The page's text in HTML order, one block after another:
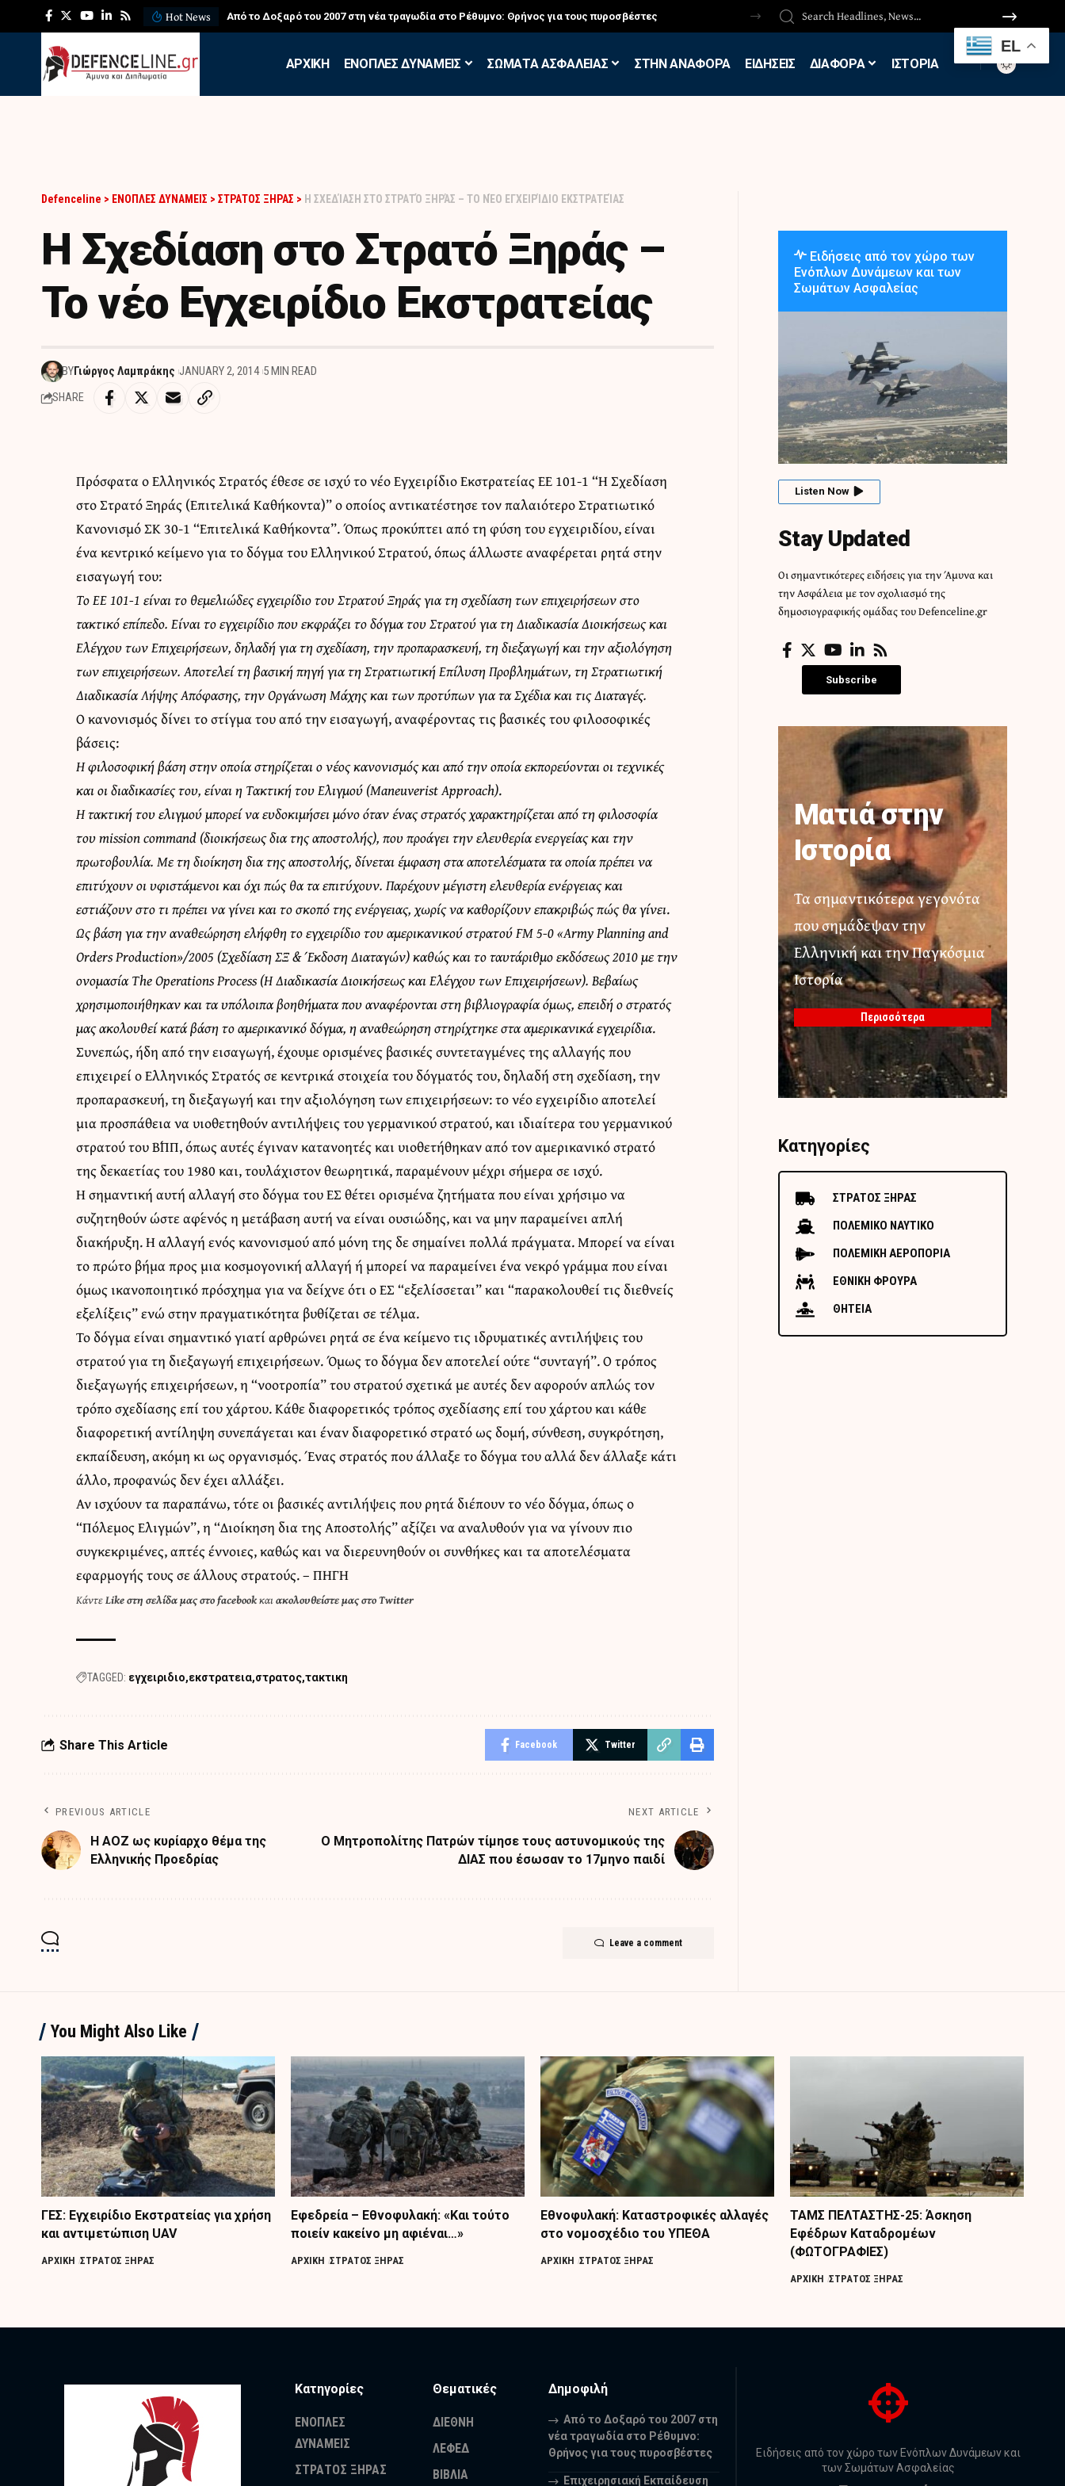
Hot News Από το Δοξαρό του 2007 στη νέα τραγωδία στο Ρέθυμνο: Θρήνος για τους πυροσβέστες
APXIKH ΕΝΟΠΛΕΣ ΔΥΝΑΜΕΙΣ ΣΩΜΑΤΑ ΑΣΦΑΛΕΙΑΣ ΣΤΗΝ ΑΝΑΦΟΡΑ ΕΙΔΗΣΕΙΣ ΔΙΑΦΟΡΑ ΙΣΤΟΡΙΑ
Defenceline > ΕΝΟΠΛΕΣ ΔΥΝΑΜΕΙΣ > ΣΤΡΑΤΟΣ ΞΗΡΑΣ > Η ΣΧΕΔΊΑΣΗ ΣΤΟ ΣΤΡΑΤΌ ΞΗΡΆΣ – ΤΟ ΝΈΟ ΕΓΧΕΙΡΊΔΙΟ ΕΚΣΤΡΑΤΕΊΑΣ
Η Σχεδίαση στο Στρατό Ξηράς –
Το νέο Εγχειρίδιο Εκστρατείας
BYΓιώργος Λαμπράκης JANUARY 2, 2014 5 MIN READ
SHARE
Πρόσφατα ο Ελληνικός Στρατός έθεσε σε ισχύ το νέο Εγχειρίδιο Εκστρατείας ΕΕ 101-1 “Η Σχεδίαση
στο Στρατό Ξηράς (Επιτελικά Καθήκοντα)” ο οποίος αντικατέστησε τον παλαιότερο Στρατιωτικό
Κανονισμό ΣΚ 30-1 “Επιτελικά Καθήκοντα”. Όπως προκύπτει από τη φύση του εγχειριδίου, είναι
ένα κεντρικό κείμενο για το δόγμα του Ελληνικού Στρατού, όπως άλλωστε αναφέρεται ρητά στην
εισαγωγή του:
Το ΕΕ 101-1 είναι το θεμελιώδες εγχειρίδιο του Στρατού Ξηράς για τη σχεδίαση των επιχειρήσεων στο
τακτικό επίπεδο. Είναι το εγχειρίδιο που εκφράζει το δόγμα του Στρατού για τη Διαδικασία Διοικήσεως και
Ελέγχου των Επιχειρήσεων, δηλαδή για τη σχεδίαση, την προπαρασκευή, τη διεξαγωγή και την αξιολόγηση
των επιχειρήσεων. Αποτελεί τη βασική πηγή για τη Στρατιωτική Επίλυση Προβλημάτων, τη Στρατιωτική
Διαδικασία Λήψης Απόφασης, την Οργάνωση Μάχης και των προτύπων για τα Σχέδια και τις Διαταγές.
Ο κανονισμός δίνει το στίγμα του από την εισαγωγή, αναφέροντας τις βασικές του φιλοσοφικές
βάσεις:
Η φιλοσοφική βάση στην οποία στηρίζεται ο νέος κανονισμός και από την οποία εκπορεύονται οι τεχνικές
και οι διαδικασίες του, είναι η Τακτική του Ελιγμού (Maneuverist Approach).
Η τακτική του ελιγμού μπορεί να ευδοκιμήσει μόνο όταν ένας στρατός χαρακτηρίζεται από τη φιλοσοφία
του mission command (διοικήσεως δια της αποστολής), που προάγει την ελευθερία ενεργείας και την
πρωτοβουλία. Με τη διοίκηση δια της αποστολής, δίνεται έμφαση στα αποτελέσματα τα οποία πρέπει να
επιτύχουν οι υφιστάμενοι και όχι πώς θα τα επιτύχουν. Παρέχουν μέγιστη ελευθερία ενέργειας και
εστιάζουν στο τι πρέπει να γίνει και το σκοπό της ενέργειας, χωρίς να καθορίζουν επακριβώς πώς θα γίνει.
Ως βάση για την αναθεώρηση ελήφθη το εγχειρίδιο του αμερικανικού στρατού FM 5-0 «Army Planning and
Orders Production»/2005 (Σχεδίαση ΣΞ & Έκδοση Διαταγών) καθώς και το ταυτάριθμο εκδόσεως 2010 με την
ονομασία The Operations Process (Η Διαδικασία Διοικήσεως και Ελέγχου των Επιχειρήσεων). Βεβαίως
χρησιμοποιήθηκαν και τα υπόλοιπα βοηθήματα που αναφέρονται στη βιβλιογραφία όμως, επειδή ο στρατός
μας ακολουθεί κατά βάση το αμερικανικό δόγμα, η αναθεώρηση στηρίχτηκε στα αμερικανικά εγχειρίδια.
Συνεπώς, ήδη από την εισαγωγή, έχουμε ορισμένες βασικές συντεταγμένες της αλλαγής που
επιχειρεί ο Ελληνικός Στρατός σε κεντρικά στοιχεία του δόγματός του, δηλαδή στη σχεδίαση, την
προπαρασκευή, τη διεξαγωγή και την αξιολόγηση των επιχειρήσεων: το νέο εγχειρίδιο αποτελεί
μια προσπάθεια να υιοθετηθούν αντιλήψεις του γερμανικού στρατού, και ιδιαίτερα του γερμανικού
στρατού του Β΄ΠΠ, όπως αυτές έγιναν κατανοητές και υιοθετήθηκαν από τον αμερικανικό στρατό
της δεκαετίας του 1980 και, τουλάχιστον θεωρητικά, παραμένουν μέχρι σήμερα σε ισχύ.
Η σημαντική αυτή αλλαγή στο δόγμα του ΕΣ θέτει ορισμένα ζητήματα που είναι χρήσιμο να
συζητηθούν ώστε αφ΄ενός η μετάβαση αυτή να είναι ουσιώδης, και να μην παραμείνει απλή
διακήρυξη. Η αλλαγή ενός κανονισμού από μόνη της δε σημαίνει πολλά πράγματα. Μπορεί να είναι
το πρώτο βήμα προς μια κοσμογονική αλλαγή ή μπορεί να παραμείνει ένα νεκρό γράμμα που είναι
όμως ικανοποιητικό πρόσχημα για να δείχνε ότι ο ΕΣ “εξελίσσεται” και “παρακολουθεί τις διεθνείς
εξελίξεις” ενώ στην πραγματικότητα βυθίζεται σε τέλμα.
Το δόγμα είναι σημαντικό γιατί αρθρώνει ρητά σε ένα κείμενο τις ιδρυματικές αντιλήψεις του
στρατού για τη διεξαγωγή επιχειρήσεων. Όμως το δόγμα δεν αποτελεί ούτε “συνταγή”. Ο τρόπος
διεξαγωγής επιχειρήσεων, η “νοοτροπία” του στρατού σχετικά με αυτές δεν αφορούν απλώς τον
τρόπο σχεδίασης επί του χάρτου. Κάθε διαφορετικός τρόπος σχεδίασης επί του χάρτου και κάθε
διαφορετική αντίληψη συνεπάγεται και έναν διαφορετικό στρατό ως δομή, σύνθεση, συγκρότηση,
εκπαίδευση, ακόμη κι ως οργανισμός. Ένας στρατός που άλλαξε το δόγμα του αλλά δεν άλλαξε κάτι
άλλο, προφανώς δεν έχει αλλάξει.
Αν ισχύουν τα παραπάνω, τότε οι βασικές αντιλήψεις που ρητά διέπουν το νέο δόγμα, όπως ο
“Πόλεμος Ελιγμών”, η “Διοίκηση δια της Αποστολής” αξίζει να αναλυθούν για να γίνουν πιο
συγκεκριμένες, απτές έννοιες, καθώς και να διερευνηθούν οι συνθήκες και τα αποτελέσματα
εφαρμογής τους σε άλλους στρατούς. –ΠΗΓΗ
ΚάντεLike στη σελίδα μας στο facebookκαιακολουθείστε μας στο Twitter
TAGGED: εγχειριδιο εκστρατεια στρατος τακτικη
Share This Article Facebook Twitter
PREVIOUS ARTICLE
Η ΑΟΖ ως κυρίαρχο θέμα της
Ελληνικής Προεδρίας
NEXT ARTICLE
Ο Μητροπολίτης Πατρών τίμησε τους αστυνομικούς της
ΔΙΑΣ που έσωσαν το 17μηνο παιδί
Leave a comment
Ειδήσεις από τον χώρο των
Ενόπλων Δυνάμεων και των
Σωμάτων Ασφαλείας
Listen Now
Stay Updated
Οι σημαντικότερες ειδήσεις για την Άμυνα και
την Ασφάλεια με τον σχολιασμό της
δημοσιογραφικής ομάδας του Defenceline.gr
Subscribe
Ματιά στην
Ιστορία
Τα σημαντικότερα γεγονότα
που σημάδεψαν την
Ελληνική και την Παγκόσμια
Ιστορία
Περισσότερα
Κατηγορίες
ΣΤΡΑΤΟΣ ΞΗΡΑΣ
ΠΟΛΕΜΙΚΟ ΝΑΥΤΙΚΟ
ΠΟΛΕΜΙΚΗ ΑΕΡΟΠΟΡΙΑ
ΕΘΝΙΚΗ ΦΡΟΥΡΑ
ΘΗΤΕΙΑ
You Might Also Like
ΓΕΣ: Εγχειρίδιο Εκστρατείας για χρήση
και αντιμετώπιση UAV
ΑΡΧΙΚΗ ΣΤΡΑΤΟΣ ΞΗΡΑΣ
Εφεδρεία – Εθνοφυλακή: «Και τούτο
ποιείν κακείνο μη αφιέναι…»
ΑΡΧΙΚΗ ΣΤΡΑΤΟΣ ΞΗΡΑΣ
Εθνοφυλακή: Καταστροφικές αλλαγές
στο νομοσχέδιο του ΥΠΕΘΑ
ΑΡΧΙΚΗ ΣΤΡΑΤΟΣ ΞΗΡΑΣ
ΤΑΜΣ ΠΕΛΤΑΣΤΗΣ-25: Άσκηση
Εφέδρων Καταδρομέων
(ΦΩΤΟΓΡΑΦΙΕΣ)
ΑΡΧΙΚΗ ΣΤΡΑΤΟΣ ΞΗΡΑΣ
Κατηγορίες
ΕΝΟΠΛΕΣ
ΔΥΝΑΜΕΙΣ
ΣΤΡΑΤΟΣ ΞΗΡΑΣ
Θεματικές
ΔΙΕΘΝΗ
ΛΕΦΕΔ
ΒΙΒΛΙΑ
Δημοφιλή
Από το Δοξαρό του 2007 στη
νέα τραγωδία στο Ρέθυμνο:
Θρήνος για τους πυροσβέστες
Επιχειρησιακή Εκπαίδευση
Ειδήσεις από τον χώρο των Ενόπλων Δυνάμεων και
των Σωμάτων Ασφαλείας
EL